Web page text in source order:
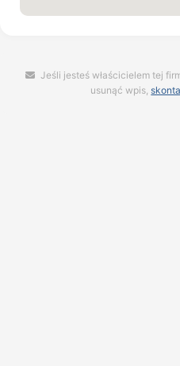
Jeśli jesteś właścicielem tej
usunąć wpis,